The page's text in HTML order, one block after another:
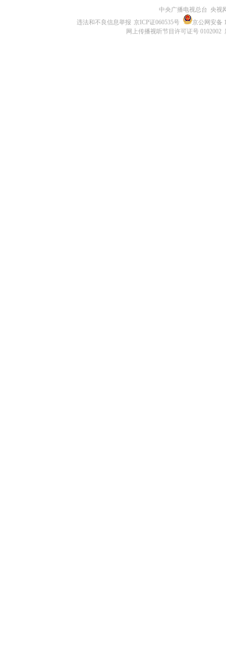
中央广播电视总台 央视
违法和不良信息举报 京ICP证060535号
京公网安备
网上传播视听节目许可证号 0102002